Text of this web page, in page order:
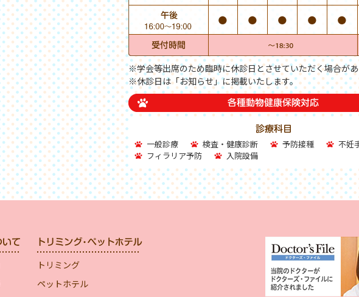
※学会等出席のため臨時に休診日とさせていただく場合が
※休診日は「お知らせ」に掲載いたします。
一般診療 検査・健康診断 予防接種
不妊
フィラリア予防
入院設備
トリミング
ペットホテル